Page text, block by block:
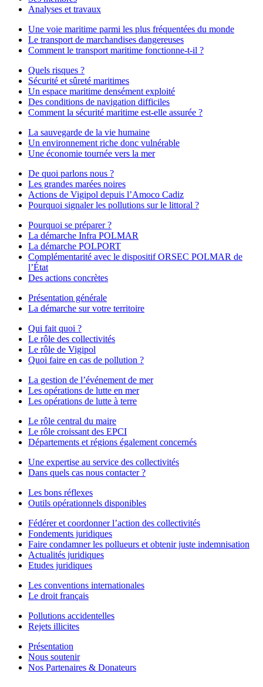
Analyses et travaux
Une voie maritime parmi les plus fréquentées du monde
Le transport de marchandises dangereuses
Comment le transport maritime fonctionne-t-il ?
Quels risques ?
Sécurité et sûreté maritimes
Un espace maritime densément exploité
Des conditions de navigation difficiles
Comment la sécurité maritime est-elle assurée ?
La sauvegarde de la vie humaine
Un environnement riche donc vulnérable
Une économie tournée vers la mer
De quoi parlons nous ?
Les grandes marées noires
Actions de Vigipol depuis l’Amoco Cadiz
Pourquoi signaler les pollutions sur le littoral ?
Pourquoi se préparer ?
La démarche Infra POLMAR
La démarche POLPORT
Complémentarité avec le dispositif ORSEC POLMAR de
l’État
Des actions concrètes
Présentation générale
La démarche sur votre territoire
Qui fait quoi ?
Le rôle des collectivités
Le rôle de Vigipol
Quoi faire en cas de pollution ?
La gestion de l’événement de mer
Les opérations de lutte en mer
Les opérations de lutte à terre
Le rôle central du maire
Le rôle croissant des EPCI
Départements et régions également concernés
Une expertise au service des collectivités
Dans quels cas nous contacter ?
Les bons réflexes
Outils opérationnels disponibles
Fédérer et coordonner l’action des collectivités
Fondements juridiques
Faire condamner les pollueurs et obtenir juste indemnisation
Actualités juridiques
Etudes juridiques
Les conventions internationales
Le droit français
Pollutions accidentelles
Rejets illicites
Présentation
Nous soutenir
Nos Partenaires & Donateurs